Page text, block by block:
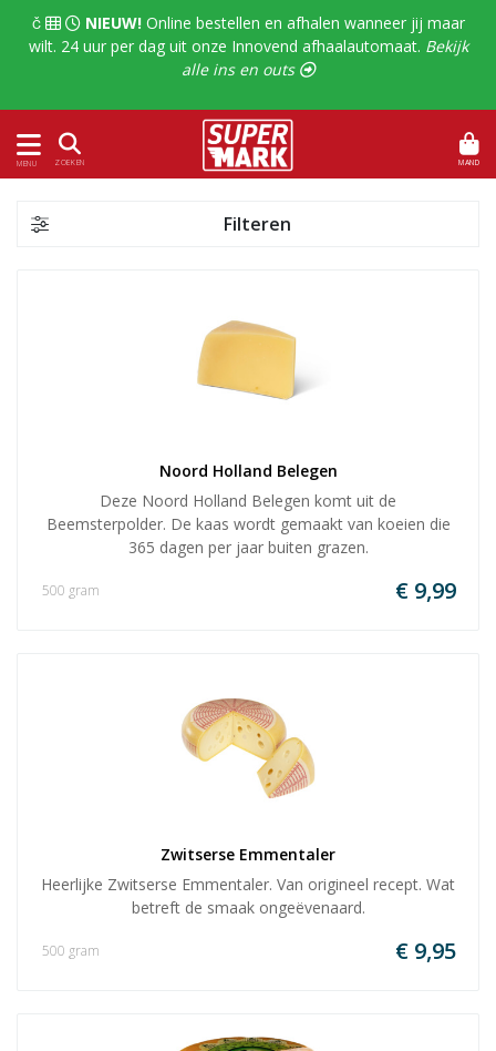
   NIEUW!Online bestellen en afhalen wanneer jij maar
wilt. 24 uur per dag uit onze Innovend afhaalautomaat. Bekijk
alle ins en outs 
MENU ZOEKEN MAND
Filteren
Noord Holland Belegen
Deze Noord Holland Belegen komt uit de
Beemsterpolder. De kaas wordt gemaakt van koeien die
365 dagen per jaar buiten grazen.
€ 9,99
500 gram
Zwitserse Emmentaler
Heerlijke Zwitserse Emmentaler. Van origineel recept. Wat
betreft de smaak ongeëvenaard.
€ 9,95
500 gram